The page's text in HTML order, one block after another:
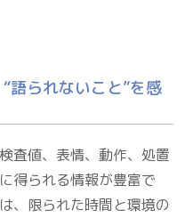
語られないこと”を感
査値、表情、動作、処置
得られる情報が豊富で
、限られた時間と環境の